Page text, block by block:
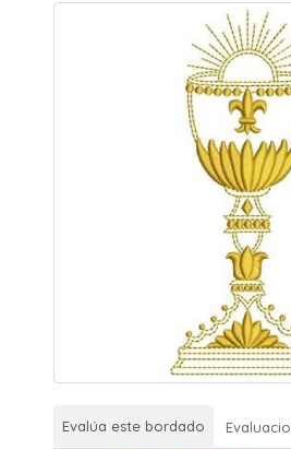
Evalúa este bordado